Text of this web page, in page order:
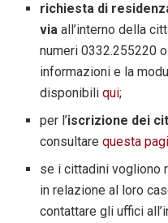
richiesta di
via all’interno della
numeri 0332.255220
informazioni e la
disponibiliqui;
per l’iscrizione dei
consultarequesta
se i cittadini vogliono
in relazione al loro
contattare gli uffici